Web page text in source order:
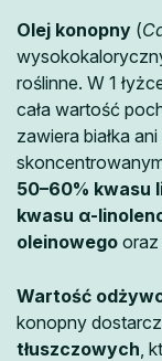
Olej konopny (
roślinne. W 1
cała wartość
zawiera białka
50–60% kwasu
kwasu α-
oleinowego oraz
Wartość
konopny
tłuszczowych ,